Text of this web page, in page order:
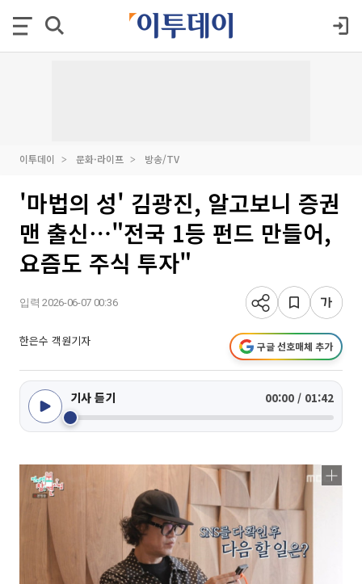
이투데이 문화·라이프 방송/TV
'마법의 성' 김광진, 알고보니 증권
맨 출신⋯"전국 1등 펀드 만들어,
요즘도 주식 투자"
입력 2026-06-07 00:36
한은수 객원기자 구글 선호매체 추가
기사 듣기 00:00 / 01:42